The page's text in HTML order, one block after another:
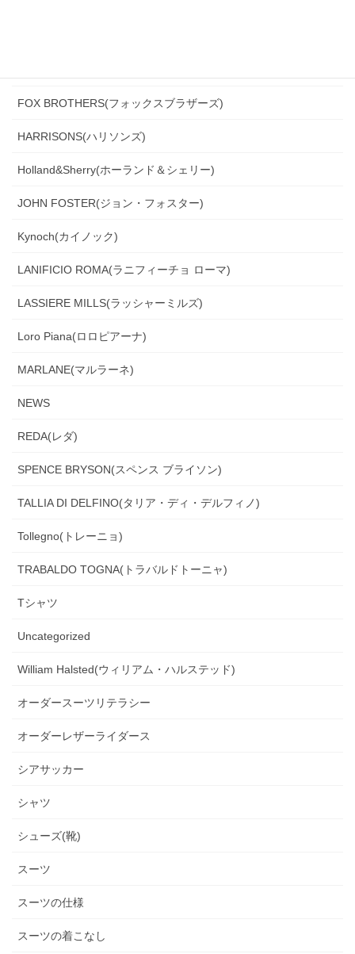
FOX BROTHERS(フォックスブラザーズ)
HARRISONS(ハリソンズ)
Holland&Sherry(ホーランド＆シェリー)
JOHN FOSTER(ジョン・フォスター)
Kynoch(カイノック)
LANIFICIO ROMA(ラニフィーチョ ローマ)
LASSIERE MILLS(ラッシャーミルズ)
Loro Piana(ロロピアーナ)
MARLANE(マルラーネ)
NEWS
REDA(レダ)
SPENCE BRYSON(スペンス ブライソン)
TALLIA DI DELFINO(タリア・ディ・デルフィノ)
Tollegno(トレーニョ)
TRABALDO TOGNA(トラバルドトーニャ)
Tシャツ
Uncategorized
William Halsted(ウィリアム・ハルステッド)
オーダースーツリテラシー
オーダーレザーライダース
シアサッカー
シャツ
シューズ(靴)
スーツ
スーツの仕様
スーツの着こなし